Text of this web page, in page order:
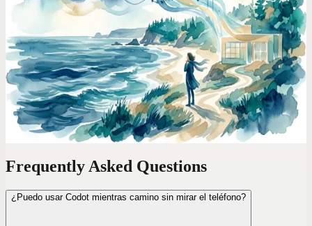
Codot es un asistente personal de IA para creadores (escritores,
diseñadores, creadores de contenido) que transforma ideas dispersas
en una gestión de proyectos estructurada y ejecutable. **Gracias a
sus aplicaciones para iPhone, Apple Watch y la versión web,
permite capturar ideas fácilmente en cualquier formato, en cualquier
momento y lugar.** Su IA organiza automáticamente estas entradas,
detecta relaciones entre ellas y las une en proyectos sensibles al
contexto para apoyar el flujo creativo.
Frequently Asked Questions
¿Puedo usar Codot mientras camino sin mirar el teléfono?